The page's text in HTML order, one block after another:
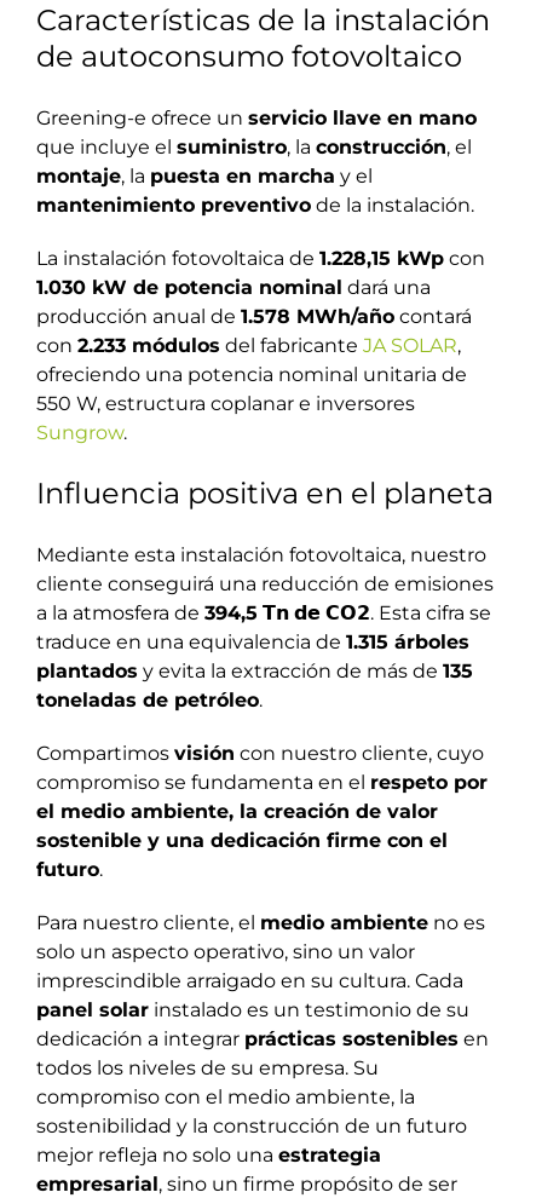
Características de la instalación
de autoconsumo fotovoltaico
Greening-e ofrece un servicio llave en mano
que incluye el suministro, la construcción, el
montaje, la puesta en marcha y el
mantenimiento preventivo de la instalación.
La instalación fotovoltaica de 1.228,15 kWp con
1.030 kW de potencia nominal dará una
producción anual de 1.578 MWh/año contará
con 2.233 módulos del fabricante JA SOLAR,
ofreciendo una potencia nominal unitaria de
550 W, estructura coplanar e inversores
Sungrow.
Influencia positiva en el planeta
Mediante esta instalación fotovoltaica, nuestro
cliente conseguirá una reducción de emisiones
a la atmosfera de 394,5 𝗧𝗻 𝗱𝗲 𝗖𝗢𝟮. Esta cifra se
traduce en una equivalencia de 1.315 árboles
plantados y evita la extracción de más de 135
toneladas de petróleo.
Compartimos visión con nuestro cliente, cuyo
compromiso se fundamenta en el respeto por
el medio ambiente, la creación de valor
sostenible y una dedicación firme con el
futuro.
Para nuestro cliente, el medio ambiente no es
solo un aspecto operativo, sino un valor
imprescindible arraigado en su cultura. Cada
panel solar instalado es un testimonio de su
dedicación a integrar prácticas sostenibles en
todos los niveles de su empresa. Su
compromiso con el medio ambiente, la
sostenibilidad y la construcción de un futuro
mejor refleja no solo una estrategia
empresarial, sino un firme propósito de ser